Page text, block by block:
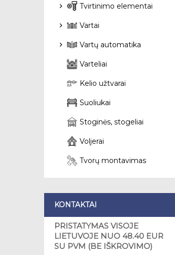
Tvirtinimo elementai
Vartai
Vartų automatika
Varteliai
Kelio užtvarai
Suoliukai
Stoginės, stogeliai
Voljerai
Tvorų montavimas
KONTAKTAI
PRISTATYMAS VISOJE
LIETUVOJE NUO 48.40 EUR
SU PVM (BE IŠKROVIMO)